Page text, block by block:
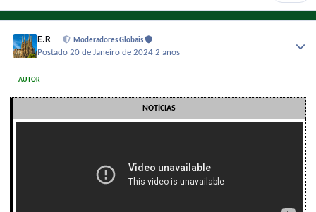
E.R Moderadores Globais
Postado20 de Janeiro de 20242 anos
AUTOR
NOTÍCIAS